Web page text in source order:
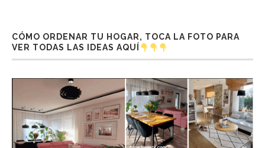
CÓMO ORDENAR TU HOGAR, TOCA LA FOTO PARA
VER TODAS LAS IDEAS AQUÍ